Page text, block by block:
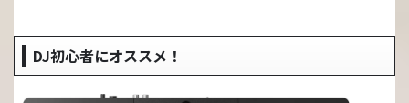
DJ初心者にオススメ！